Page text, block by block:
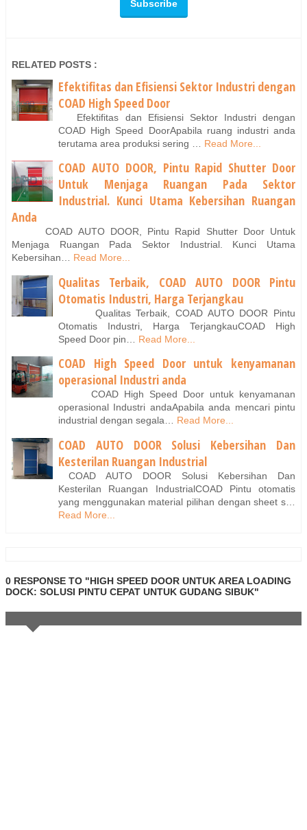
RELATED POSTS :
Efektifitas dan Efisiensi Sektor Industri dengan
COAD High Speed Door
Efektifitas dan Efisiensi Sektor Industri dengan
COAD High Speed DoorApabila ruang industri anda
terutama area produksi sering …
Read More...
COAD AUTO DOOR, Pintu Rapid Shutter Door
Untuk Menjaga Ruangan Pada Sektor
Industrial. Kunci Utama Kebersihan Ruangan
Anda
COAD AUTO DOOR, Pintu Rapid Shutter Door Untuk
Menjaga Ruangan Pada Sektor Industrial. Kunci Utama
Kebersihan…
Read More...
Qualitas Terbaik, COAD AUTO DOOR Pintu
Otomatis Industri, Harga Terjangkau
Qualitas Terbaik, COAD AUTO DOOR Pintu
Otomatis Industri, Harga TerjangkauCOAD High
Speed Door pin…
Read More...
COAD High Speed Door untuk kenyamanan
operasional Industri anda
COAD High Speed Door untuk kenyamanan
operasional Industri andaApabila anda mencari pintu
industrial dengan segala…
Read More...
COAD AUTO DOOR Solusi Kebersihan Dan
Kesterilan Ruangan Industrial
COAD AUTO DOOR Solusi Kebersihan Dan
Kesterilan Ruangan IndustrialCOAD Pintu otomatis
yang menggunakan material pilihan dengan sheet s…
Read More...
0 RESPONSE TO "HIGH SPEED DOOR UNTUK AREA LOADING
DOCK: SOLUSI PINTU CEPAT UNTUK GUDANG SIBUK"